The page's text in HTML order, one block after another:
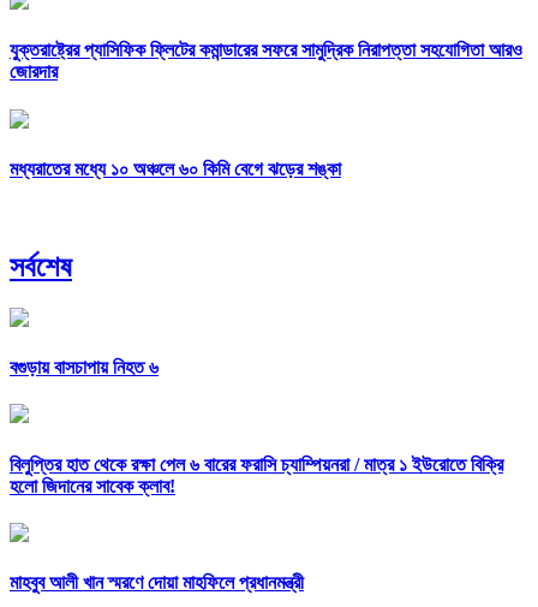
যুক্তরাষ্ট্রের প্যাসিফিক ফ্লিটের কমান্ডারের সফরে সামুদ্রিক নিরাপত্তা সহযোগিতা আরও
জোরদার
মধ্যরাতের মধ্যে ১০ অঞ্চলে ৬০ কিমি বেগে ঝড়ের শঙ্কা
সর্বশেষ
বগুড়ায় বাসচাপায় নিহত ৬
বিলুপ্তির হাত থেকে রক্ষা পেল ৬ বারের ফরাসি চ্যাম্পিয়নরা /মাত্র ১ ইউরোতে বিক্রি
হলো জিদানের সাবেক ক্লাব!
মাহবুব আলী খান স্মরণে দোয়া মাহফিলে প্রধানমন্ত্রী